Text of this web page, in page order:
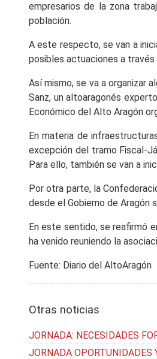
empresarios de la zona
población.
A este respecto, se van a
posibles actuaciones a través
Así mismo, se va a organizar
Sanz, un altoaragonés
Económico del Alto Aragón
En materia de
excepción del tramo Fiscal-
Para ello, también se van a
Por otra parte, la
desde el Gobierno de Aragón
En este sentido, se reafirmó
ha venido reuniendo la
Fuente: Diario del AltoAragón
Otras noticias
JORNADA: NECESIDADES
JORNADA OPORTUNIDADES